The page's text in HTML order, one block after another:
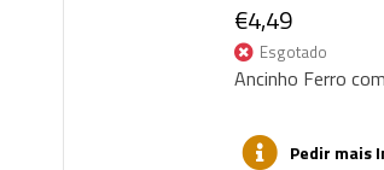
€4,49
Esgotado
Ancinho Ferro
Pedir mais